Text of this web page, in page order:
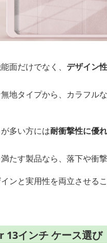
面だけでなく、 デザイン性
地タイプから、カラフル
多い方には耐衝撃性に優
たす製品なら、落下や衝撃
ンと実用性を両立させる
13インチ ケース選び